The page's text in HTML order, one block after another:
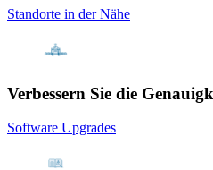
Standorte in der Nähe
Verbessern Sie die
Software Upgrades